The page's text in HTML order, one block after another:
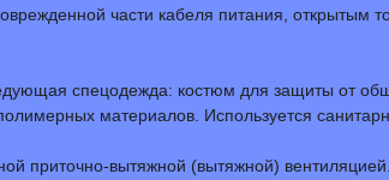
части кабеля питания, открытым
спецодежда: костюм для защиты от
материалов. Используется
приточно-вытяжной (вытяжной) вентиляцией.